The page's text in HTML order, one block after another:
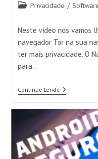
Categoria
post:
Privacidade /
Neste vídeo nos vamos
navegador Tor na sua
ter mais privacidade. O
para…
Continue LendoUsando
O
Tor
Para
Privacidade
Na
Internet